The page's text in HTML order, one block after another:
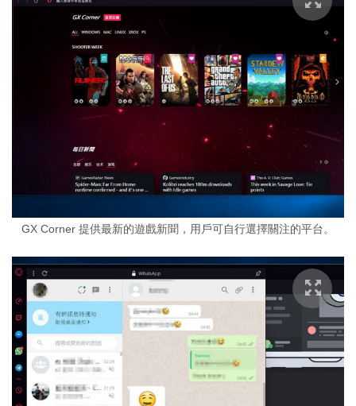
GX Corner 提供最新的遊戲新聞，用戶可自行選擇關注的平台。